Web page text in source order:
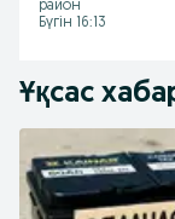
район
Бүгін 16:13
Ұқсас